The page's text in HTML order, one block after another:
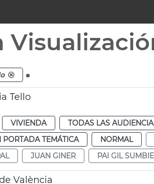
.
Tello
VIVIENDA TODAS LAS
PORTADA TEMÁTICA NORMAL
JUAN GINER PAI GIL
València